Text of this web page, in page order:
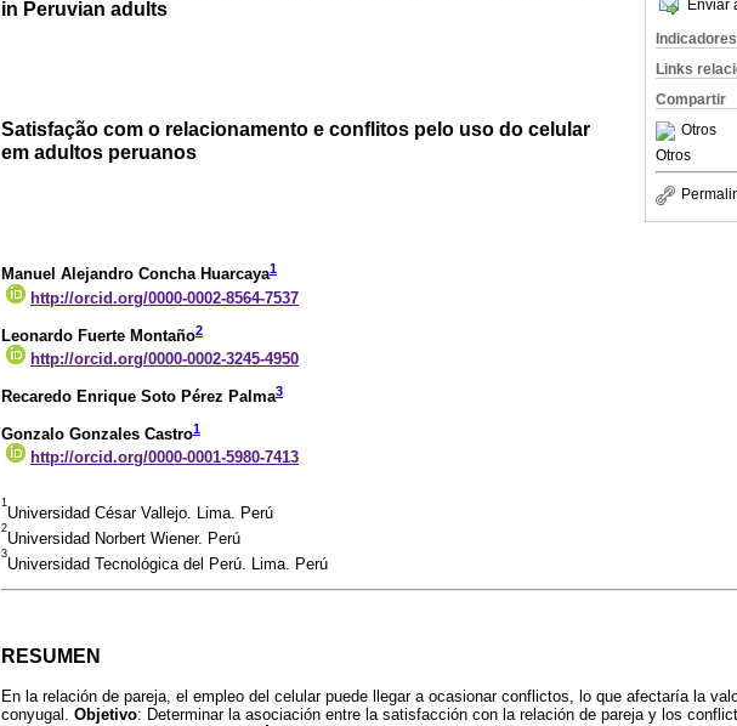
Enviar
Indicadores
Links
Compartir
Otros
Otros
in Peruvian adults
Satisfação com o relacionamento e conflitos pelo uso do celular
em adultos peruanos
Manuel Alejandro Concha Huarcaya1
http://orcid.org/0000-0002-8564-7537
Leonardo Fuerte Montaño2
http://orcid.org/0000-0002-3245-4950
Recaredo Enrique Soto Pérez Palma3
Gonzalo Gonzales Castro1
http://orcid.org/0000-0001-5980-7413
1
Universidad César Vallejo. Lima. Perú
2
Universidad Norbert Wiener. Perú
3
Universidad Tecnológica del Perú. Lima. Perú
RESUMEN
En la relación de pareja, el empleo del celular puede llegar a ocasionar conflictos, lo que afectaría la
conyugal. Objetivo: Determinar la asociación entre la satisfacción con la relación de pareja y los